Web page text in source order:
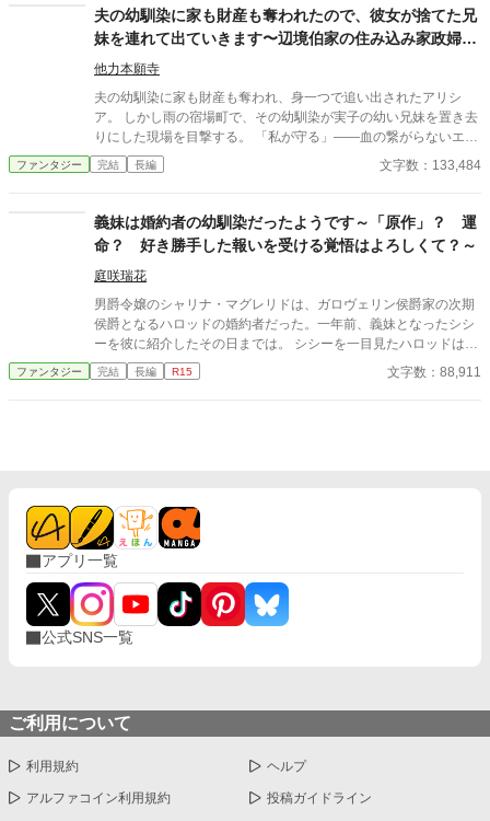
には王子を讃える喝采と、哀れむ視線だけが残った。 その孤立無
援の絶望の中で、ローゼの胸にかすかな光がともる。それは前世
た過去の記憶だった。地下牢という絶望的な空間が、彼女の心に
小さな希望を芽生えさせる。 そして――スキル《引きこもり》が
発動する兆しを見せた。絶望の牢獄は、ローゼにとって新たな力
を得る場となる。《マイルーム》が呼び出され、誰にも侵入され
ない自分だけの聖域が生まれる。泣き崩れる心に、未来への決意
が灯る。ここから、ローゼの再起と逆転の物語が始まるのだっ
を自覚する。 目覚めた彼女は周囲の会話から、赤ちゃんの自分を
川に落としたのは実の両親だと知って、強いショックを受けた。
前世の両親もいわゆる毒親であり、今世では「親」に愛されたか
ったと……。 リヴィエール公爵家の屋敷に連れて行かれると、星
花にはとても貴重な聖属性の魔力があるとわかった。 アイザック
に星花は「ステラ」と名付けられ彼の屋敷で暮らすようになる。
当のアイザックとはほとんど会わない塩対応だが、屋敷の善良な
人たちに温かく育てられる。 そんなある日、精霊と冒険する絵本
を読んだステラはその世界に入り込み、実際に精霊と冒険した。
力を使って、隣国との条約締結に関する通訳不在問題や皇帝陛下
の病気を治す薬草探索など、様々な問題を解決する。 やがて、ア
目の当たりにし、彼女を「娘として」大切に思うようになる。 こ
れは赤ちゃんに転生した本好きアラサーの社畜OLが、前世の知識
と本好きの力を活かして活躍した結果、冷徹な義父から溺愛され
る話である。 ※最終話まで予約投稿済
夫の幼馴染に家も財産も奪われたので、彼女が捨てた兄
妹を連れて出ていきます〜辺境伯家の住み込み家政婦に
なった今、戻れと言われてももう遅い～
他力本願寺
夫の幼馴染に家も財産も奪われ、身一つで追い出されたアリシ
ア。 しかし雨の宿場町で、その幼馴染が実子の幼い兄妹を置き去
りにした現場を目撃する。 「私が守る」――血の繋がらないエミ
ルとリリィを連れ、彼女は辺境伯家で住み込み家政婦として生き
抜くことを選んだ。 帳簿と観察力、揺るぎない実務能力を武器に
を得るアリシア。 子どもたちに「先生」と呼ばれ、家族のような
温かさに包まれながら、彼との心の距離も静かに縮まっていく。
やがて王都から元夫と幼馴染が「戻ってきてほしい」と懇願して
くるが――。 アリシアは静かに微笑み、こう告げた。 「もう、遅
いわ」 追放された有能妻が、子どもたちとの家族愛と辺境伯との
恋で本当の幸せを掴む、ざまぁと甘さの両方を味わえる完全復讐
再生ラブストーリー。全40話。
ファンタジー 完結 長編 文字数：133,484
義妹は婚約者の幼馴染だったようです～「原作」？ 運
命？ 好き勝手した報いを受ける覚悟はよろしくて？～
庭咲瑞花
男爵令嬢のシャリナ・マグレリドは、ガロヴェリン侯爵家の次期
侯爵となるハロッドの婚約者だった。一年前、義妹となったシシ
ーを彼に紹介したその日までは。 シシーを一目見たハロッドは彼
女を「初恋の女性だ」と言い張り、その光景を目にしたシャリナ
の頭の中には「原作」の記憶が流れ込んだ。「原作」ではシャリ
未来は要らないし、シシーたちの思い通りにもさせない。これは
シャリナが自身の幸せをつかむための物語。
ファンタジー 完結 長編 R15 文字数：88,911
アプリ一覧
公式SNS一覧
ご利用について
利用規約 ヘルプ
アルファコイン利用規約 投稿ガイドライン